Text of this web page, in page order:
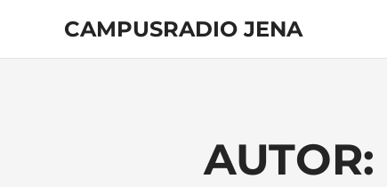
springen
CAMPUSRADIO JENA
103.4
AUTOR: